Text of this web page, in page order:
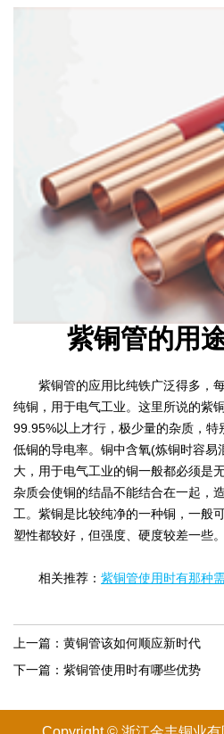
紫铜管的用
紫铜管的应用比纯铁广泛得多，每
纯铜，用于电气工业。这里所说的紫
99.95%以上才行，极少量的杂质，
低铜的导电率。铜中含氧(炼铜时容易
大，用于电气工业的铜一般都必须是
杂质会使铜的结晶不能结合在一起，
工。紫铜是比较纯净的一种铜，一般
塑性都较好，但强度、硬度较差一些。
相关推荐： 紫铜管使用时有那种
上一篇： 黄铜管该如何顺应新时代
下一篇： 紫铜管使用时有哪些优势